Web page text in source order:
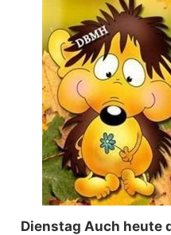
Dienstag Auch heute